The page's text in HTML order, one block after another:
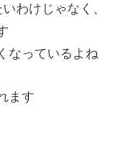
わけじゃなく、
なっているよね
ます